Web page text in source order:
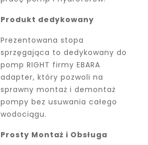
Produkt dedykowany
Prezentowana stopa
sprzęgająca to dedykowany do
pomp RIGHT firmy EBARA
adapter, który pozwoli na
sprawny montaż i demontaż
pompy bez usuwania całego
wodociągu.
Prosty Montaż i Obsługa